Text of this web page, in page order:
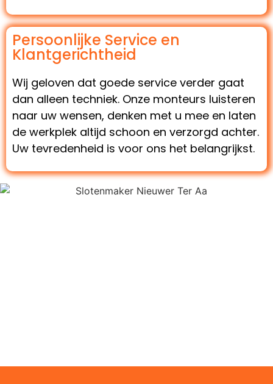
Persoonlijke Service en
Klantgerichtheid
Wij geloven dat goede service verder gaat
dan alleen techniek. Onze monteurs luisteren
naar uw wensen, denken met u mee en laten
de werkplek altijd schoon en verzorgd achter.
Uw tevredenheid is voor ons het belangrijkst.